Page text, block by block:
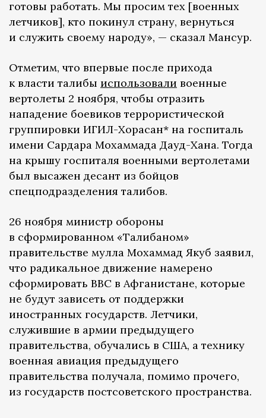
готовы работать. Мы просим тех [военных
летчиков], кто покинул страну, вернуться
и служить своему народу», — сказал Мансур.
Отметим, что впервые после прихода
к власти талибы использовали военные
вертолеты 2 ноября, чтобы отразить
нападение боевиков террористической
группировки ИГИЛ-Хорасан* на госпиталь
имени Сардара Мохаммада Дауд-Хана. Тогда
на крышу госпиталя военными вертолетами
был высажен десант из бойцов
спецподразделения талибов.
26 ноября министр обороны
в сформированном «Талибаном»
правительстве мулла Мохаммад Якуб заявил,
что радикальное движение намерено
сформировать ВВС в Афганистане, которые
не будут зависеть от поддержки
иностранных государств. Летчики,
служившие в армии предыдущего
правительства, обучались в США, а технику
военная авиация предыдущего
правительства получала, помимо прочего,
из государств постсоветского пространства.